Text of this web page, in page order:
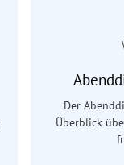
Der
Überblick über